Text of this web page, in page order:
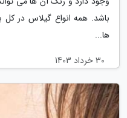
باشد. همه انواع گیلاس در کل
ها...
30 خرداد 1403